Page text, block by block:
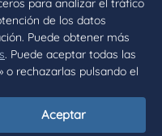
para analizar el tráfico
de los datos
Puede obtener más
. Puede aceptar todas las
o rechazarlas pulsando el
Aceptar
YouTube